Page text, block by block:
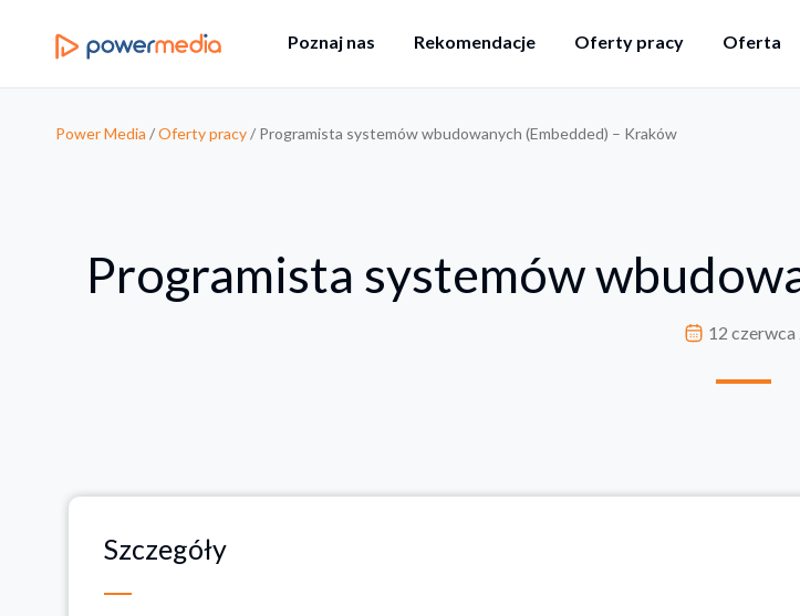
Poznaj nas Rekomendacje Oferty pracy Oferta
Power Media /Oferty pracy/ Programista systemów wbudowanych (Embedded) – Kraków
Programista systemów
12 czerwca
Szczegóły